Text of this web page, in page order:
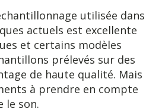
utilisée dans
actuels est excellente
et certains modèles
prélevés sur des
de haute qualité. Mais
à prendre en compte
le son.